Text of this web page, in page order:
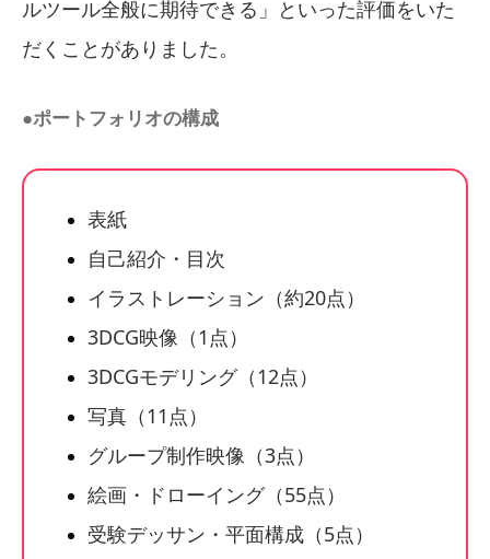
ルツール全般に期待できる」といった評価をいた
だくことがありました。
●ポートフォリオの構成
表紙
自己紹介・目次
イラストレーション（約20点）
3DCG映像（1点）
3DCGモデリング（12点）
写真（11点）
グループ制作映像（3点）
絵画・ドローイング（55点）
受験デッサン・平面構成（5点）